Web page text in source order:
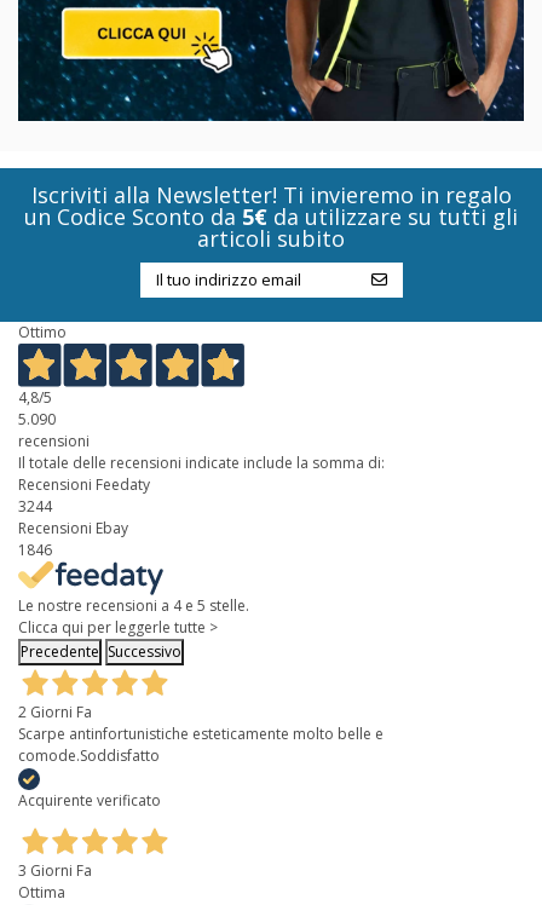
Iscriviti alla Newsletter! Ti invieremo in regalo
un Codice Sconto da 5€ da utilizzare su tutti gli
articoli subito
Ottimo
4,8/5
5.090
recensioni
Il totale delle recensioni indicate include la somma di:
Recensioni Feedaty
3244
Recensioni Ebay
1846
Le nostre recensioni a 4 e 5 stelle.
Clicca qui per leggerle tutte >
Precedente Successivo
2 Giorni Fa
Scarpe antinfortunistiche esteticamente molto belle e
comode.Soddisfatto
Acquirente verificato
3 Giorni Fa
Ottima